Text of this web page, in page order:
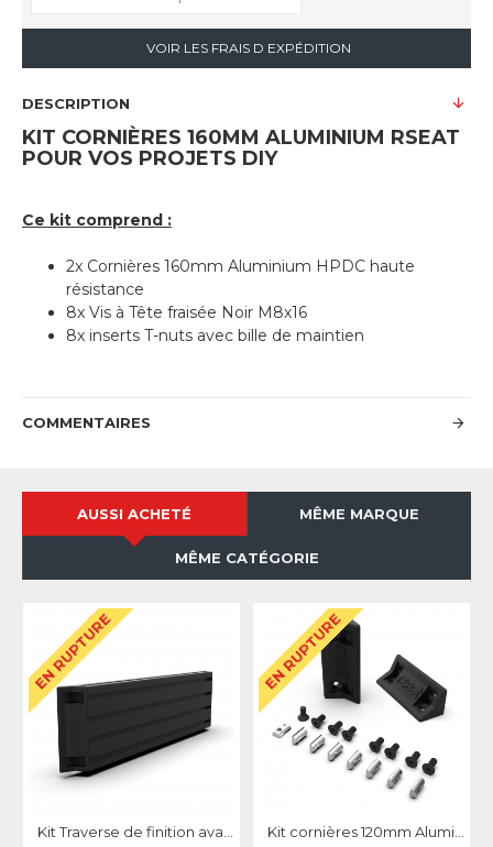
VOIR LES FRAIS D EXPÉDITION
DESCRIPTION
KIT CORNIÈRES 160MM ALUMINIUM RSEAT
POUR VOS PROJETS DIY
Ce kit comprend :
2x Cornières 160mm Aluminium HPDC haute
résistance
8x Vis à Tête fraisée Noir M8x16
8x inserts T-nuts avec bille de maintien
COMMENTAIRES
AUSSI ACHETÉ MÊME MARQUE
MÊME CATÉGORIE
EN RUPTURE EN RUPTURE